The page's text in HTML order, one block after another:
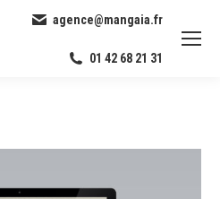
agence@mangaia.fr
01 42 68 21 31